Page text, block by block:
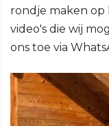
rondje maken op
video's die wij
ons toe via